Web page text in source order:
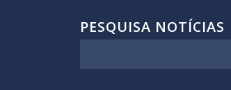
PESQUISA NOTÍCIAS